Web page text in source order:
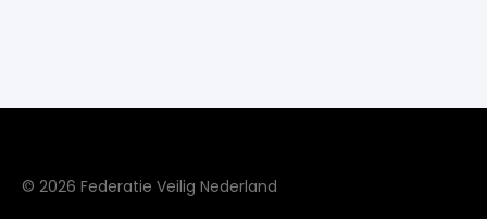
© 2026 Federatie Veilig Nederland